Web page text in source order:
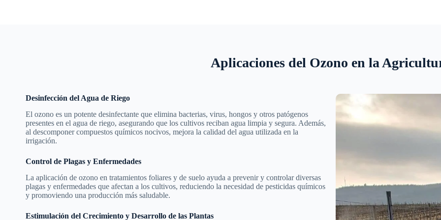
Aplicaciones del Ozono en la
Desinfección del Agua de Riego
El ozono es un potente desinfectante que elimina bacterias, virus, hongos y otros patógenos
presentes en el agua de riego, asegurando que los cultivos reciban agua limpia y segura. Además,
al descomponer compuestos químicos nocivos, mejora la calidad del agua utilizada en la
irrigación.
Control de Plagas y Enfermedades
La aplicación de ozono en tratamientos foliares y de suelo ayuda a prevenir y controlar diversas
plagas y enfermedades que afectan a los cultivos, reduciendo la necesidad de pesticidas químicos
y promoviendo una producción más saludable.
Estimulación del Crecimiento y Desarrollo de las Plantas